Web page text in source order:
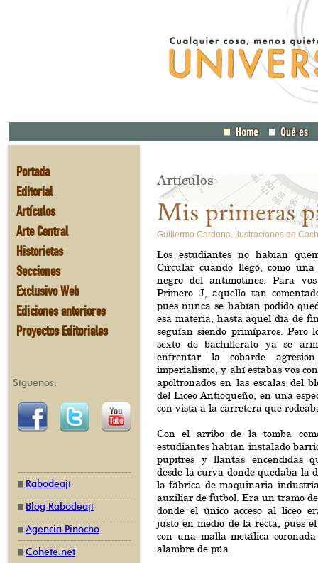
Portada
Editorial
Artículos
Arte Central
Historietas
Secciones
Exclusivo Web
Ediciones anteriores
Proyectos Editoriales
Síguenos:
Rabodeají
Blog Rabodeají
Agencia Pinocho
Cohete.net
Artículos
Mis primeras
Guillermo Cardona. Ilustraciones de
Los estudiantes no habían
Circular cuando llegó, como
negro del antimotines. Para
Primero J, aquello tan
pues nunca se habían podido
esa materia, hasta aquel día de
seguían siendo primíparos. Pero
sexto de bachillerato ya se
enfrentar la cobarde
imperialismo, y ahí estabas vos
apoltronados en las escalas del
del Liceo Antioqueño, en una
con vista a la carretera que
Con el arribo de la tomba
estudiantes habían instalado
pupitres y llantas encendidas
desde la curva donde quedaba la
la fábrica de maquinaria
auxiliar de fútbol. Era un tramo de
donde el único acceso al liceo
justo en medio de la recta, pues
con una malla metálica
alambre de púa.